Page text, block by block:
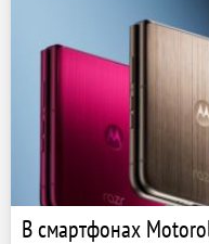
В смартфонах